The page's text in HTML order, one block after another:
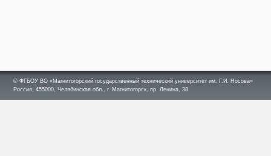
© ФГБОУ ВО «Магнитогорский государственный технический университет им. Г.И. Носова»
Россия, 455000, Челябинская обл., г. Магнитогорск, пр. Ленина, 38